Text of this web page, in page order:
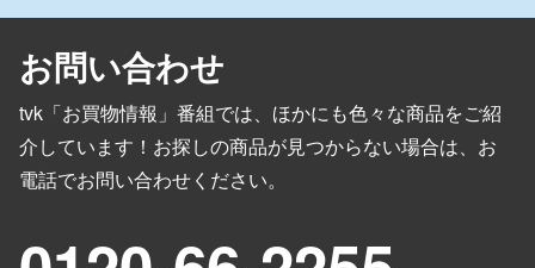
お問い合わせ
tvk「お買物情報」番組では、ほかにも色々な商品をご紹
介しています！ お探しの商品が見つからない場合は、お
電話でお問い合わせください。